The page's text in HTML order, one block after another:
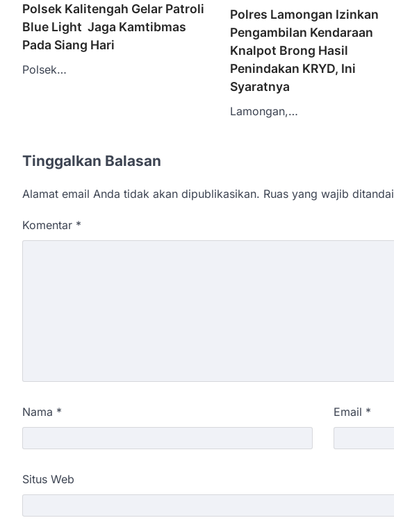
Polsek Kalitengah Gelar Patroli
Blue Light Jaga Kamtibmas
Pada Siang Hari
Polsek…
Polres Lamongan Izinkan
Pengambilan Kendaraan
Knalpot Brong Hasil
Penindakan KRYD, Ini
Syaratnya
Lamongan,…
Tinggalkan Balasan
Alamat email Anda tidak akan dipublikasikan. Ruas yang wajib ditandai
Komentar *
Nama * Email *
Situs Web